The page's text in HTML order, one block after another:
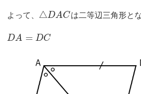
よって、 △ DACは二等辺三角形と
DA = DC